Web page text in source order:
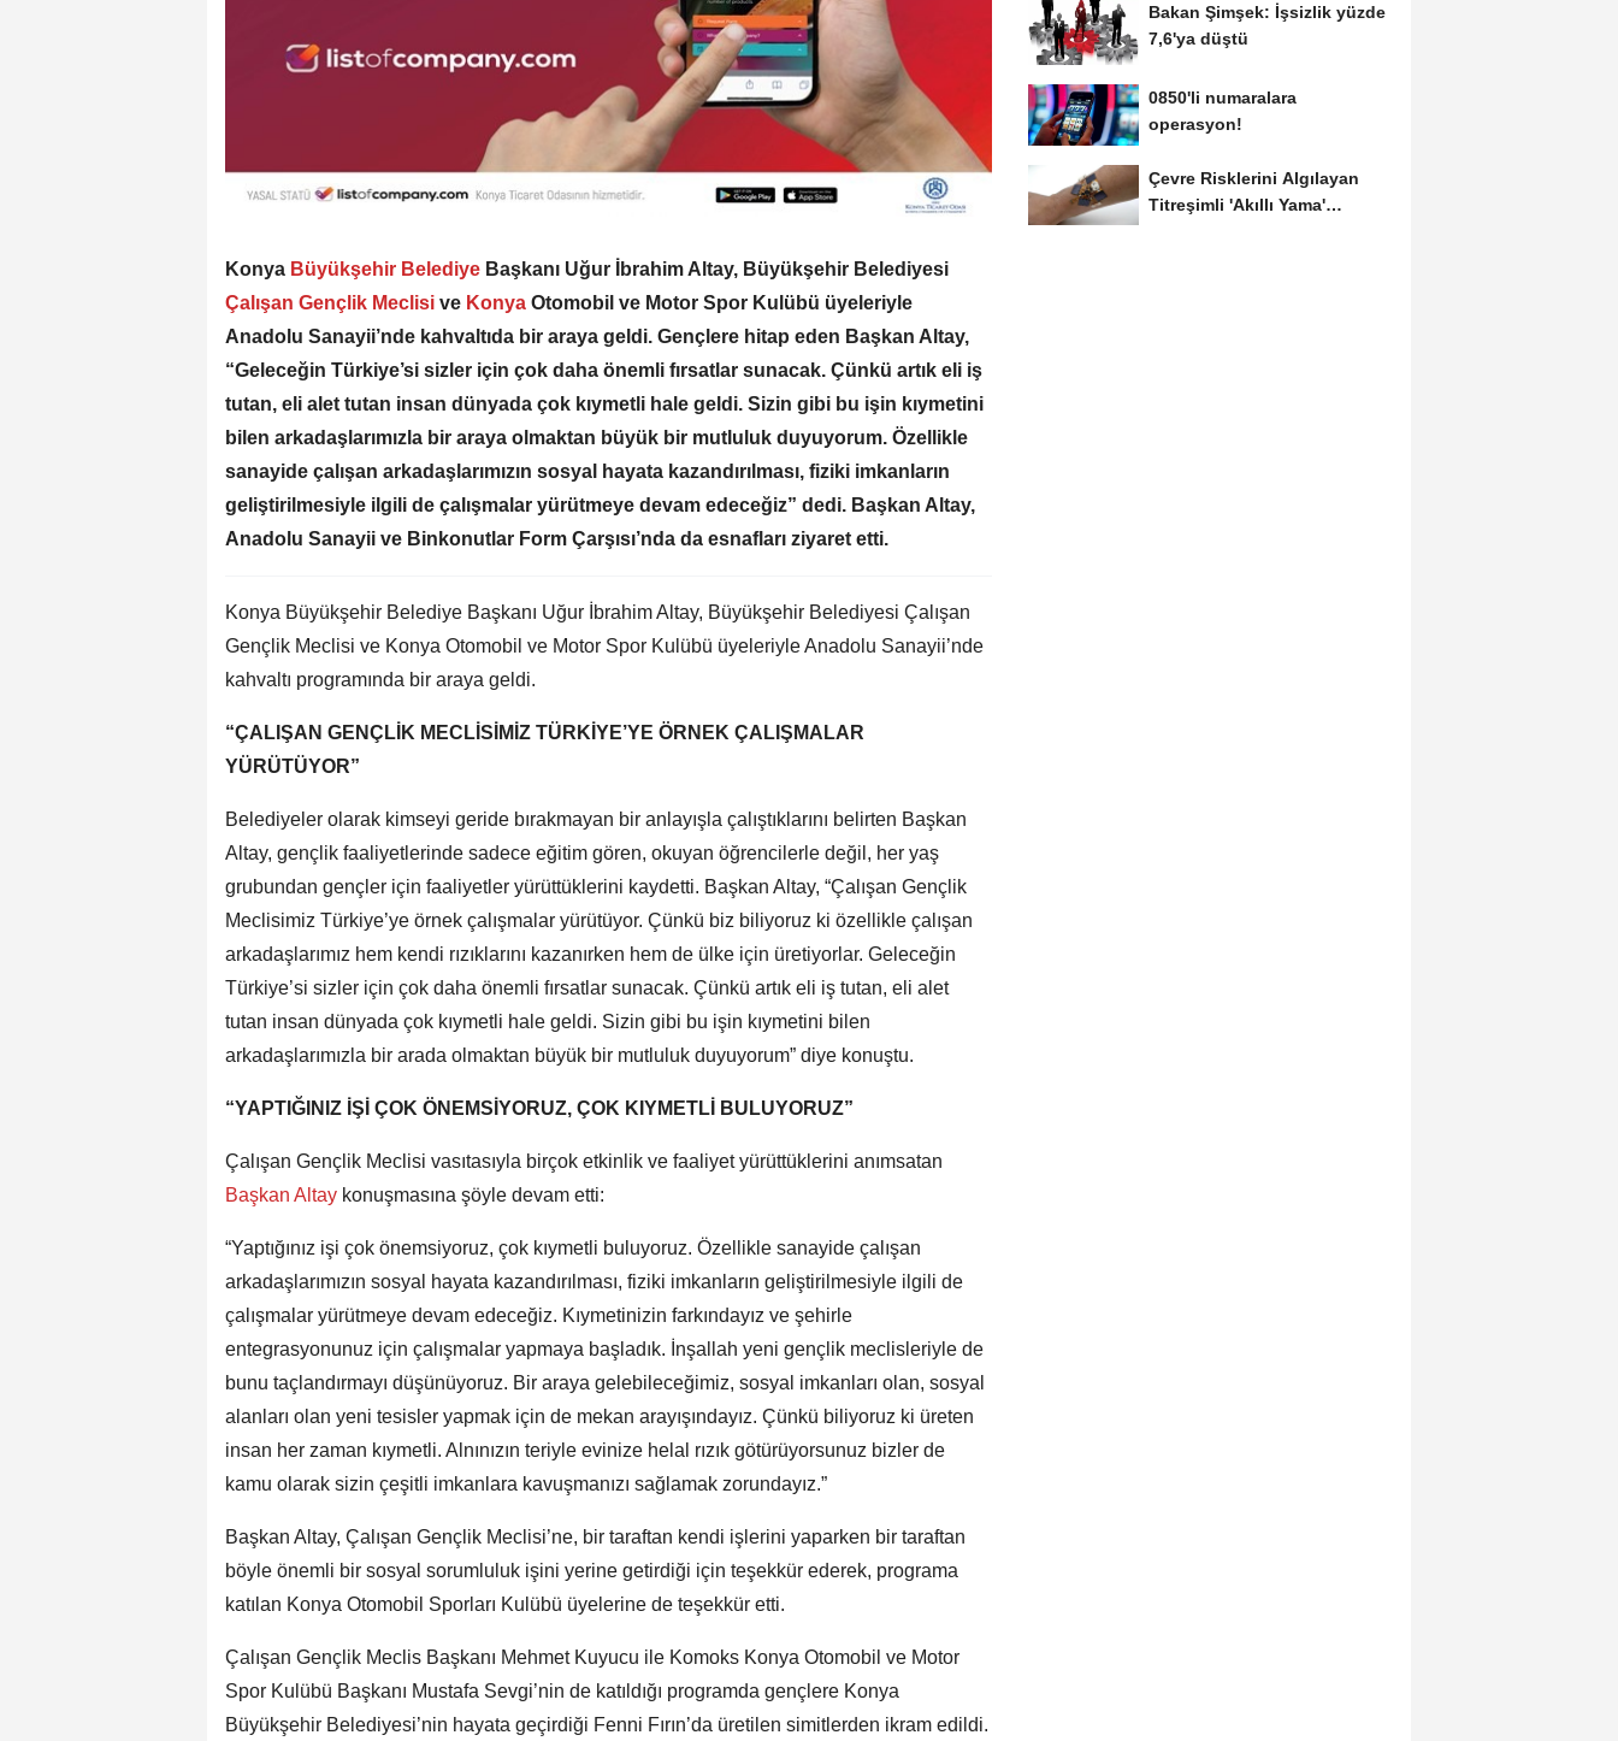
Konya Büyükşehir Belediye Başkanı Uğur İbrahim Altay, Büyükşehir Belediyesi
Çalışan Gençlik Meclisi ve Konya Otomobil ve Motor Spor Kulübü üyeleriyle
Anadolu Sanayii’nde kahvaltıda bir araya geldi. Gençlere hitap eden Başkan Altay,
“Geleceğin Türkiye’si sizler için çok daha önemli fırsatlar sunacak. Çünkü artık eli iş
tutan, eli alet tutan insan dünyada çok kıymetli hale geldi. Sizin gibi bu işin kıymetini
bilen arkadaşlarımızla bir araya olmaktan büyük bir mutluluk duyuyorum. Özellikle
sanayide çalışan arkadaşlarımızın sosyal hayata kazandırılması, fiziki imkanların
geliştirilmesiyle ilgili de çalışmalar yürütmeye devam edeceğiz” dedi. Başkan Altay,
Anadolu Sanayii ve Binkonutlar Form Çarşısı’nda da esnafları ziyaret etti.
Konya Büyükşehir Belediye Başkanı Uğur İbrahim Altay, Büyükşehir Belediyesi Çalışan
Gençlik Meclisi ve Konya Otomobil ve Motor Spor Kulübü üyeleriyle Anadolu Sanayii’nde
kahvaltı programında bir araya geldi.
“ÇALIŞAN GENÇLİK MECLİSİMİZ TÜRKİYE’YE ÖRNEK ÇALIŞMALAR
YÜRÜTÜYOR”
Belediyeler olarak kimseyi geride bırakmayan bir anlayışla çalıştıklarını belirten Başkan
Altay, gençlik faaliyetlerinde sadece eğitim gören, okuyan öğrencilerle değil, her yaş
grubundan gençler için faaliyetler yürüttüklerini kaydetti. Başkan Altay, “Çalışan Gençlik
Meclisimiz Türkiye’ye örnek çalışmalar yürütüyor. Çünkü biz biliyoruz ki özellikle çalışan
arkadaşlarımız hem kendi rızıklarını kazanırken hem de ülke için üretiyorlar. Geleceğin
Türkiye’si sizler için çok daha önemli fırsatlar sunacak. Çünkü artık eli iş tutan, eli alet
tutan insan dünyada çok kıymetli hale geldi. Sizin gibi bu işin kıymetini bilen
arkadaşlarımızla bir arada olmaktan büyük bir mutluluk duyuyorum” diye konuştu.
“YAPTIĞINIZ İŞİ ÇOK ÖNEMSİYORUZ, ÇOK KIYMETLİ BULUYORUZ”
Çalışan Gençlik Meclisi vasıtasıyla birçok etkinlik ve faaliyet yürüttüklerini anımsatan
Başkan Altay konuşmasına şöyle devam etti:
“Yaptığınız işi çok önemsiyoruz, çok kıymetli buluyoruz. Özellikle sanayide çalışan
arkadaşlarımızın sosyal hayata kazandırılması, fiziki imkanların geliştirilmesiyle ilgili de
çalışmalar yürütmeye devam edeceğiz. Kıymetinizin farkındayız ve şehirle
entegrasyonunuz için çalışmalar yapmaya başladık. İnşallah yeni gençlik meclisleriyle de
bunu taçlandırmayı düşünüyoruz. Bir araya gelebileceğimiz, sosyal imkanları olan, sosyal
alanları olan yeni tesisler yapmak için de mekan arayışındayız. Çünkü biliyoruz ki üreten
insan her zaman kıymetli. Alnınızın teriyle evinize helal rızık götürüyorsunuz bizler de
kamu olarak sizin çeşitli imkanlara kavuşmanızı sağlamak zorundayız.”
Başkan Altay, Çalışan Gençlik Meclisi’ne, bir taraftan kendi işlerini yaparken bir taraftan
böyle önemli bir sosyal sorumluluk işini yerine getirdiği için teşekkür ederek, programa
katılan Konya Otomobil Sporları Kulübü üyelerine de teşekkür etti.
Çalışan Gençlik Meclis Başkanı Mehmet Kuyucu ile Komoks Konya Otomobil ve Motor
Spor Kulübü Başkanı Mustafa Sevgi’nin de katıldığı programda gençlere Konya
Büyükşehir Belediyesi’nin hayata geçirdiği Fenni Fırın’da üretilen simitlerden ikram edildi.
Bakan Şimşek: İşsizlik yüzde
7,6'ya düştü
0850'li numaralara
operasyon!
Çevre Risklerini Algılayan
Titreşimli 'Akıllı Yama'